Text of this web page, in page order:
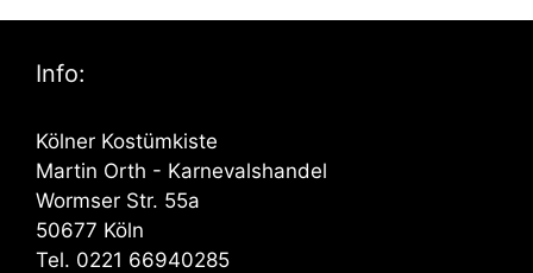
Info:
Kölner Kostümkiste
Martin Orth - Karnevalshandel
Wormser Str. 55a
50677 Köln
Tel. 0221 66940285